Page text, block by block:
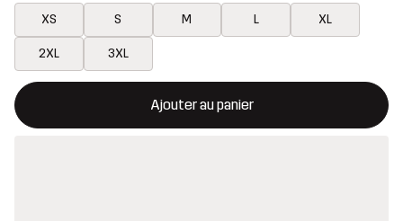
XS S M L XL
2XL 3XL
Ajouter au panier
Ce bouton ouvrira une fenêtre modale confirmant un nouvel
{{taille}} non disponible